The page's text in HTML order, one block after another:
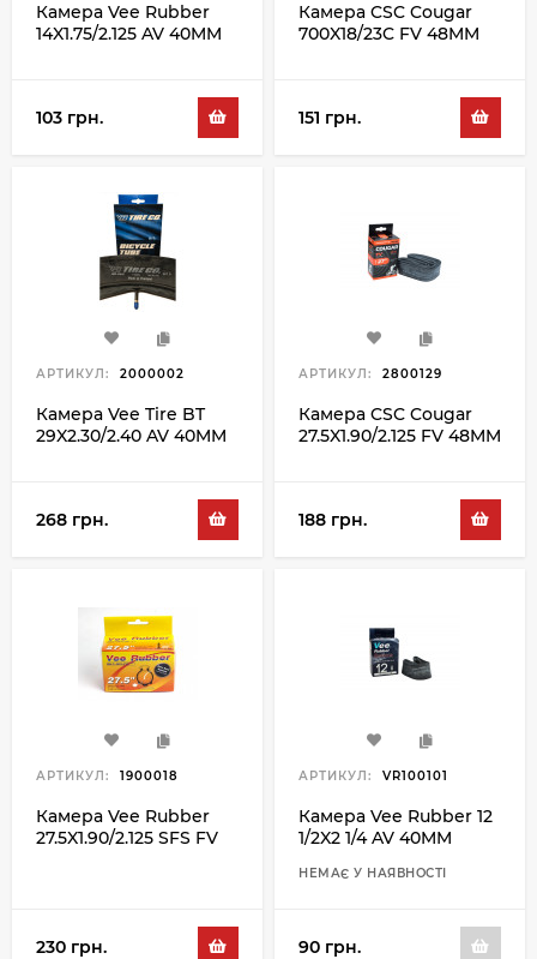
Камера Vee Rubber
14X1.75/2.125 AV 40MM
103 грн.
Камера CSC Cougar
700X18/23C FV 48MM
151 грн.
АРТИКУЛ: 2000002
Камера Vee Tire BT
29X2.30/2.40 AV 40MM
268 грн.
АРТИКУЛ: 2800129
Камера CSC Cougar
27.5X1.90/2.125 FV 48MM
188 грн.
АРТИКУЛ: 1900018
Камера Vee Rubber
27.5X1.90/2.125 SFS FV
230 грн.
АРТИКУЛ: VR100101
Камера Vee Rubber 12
1/2X2 1/4 AV 40MM
НЕМАЄ У НАЯВНОСТІ
90 грн.